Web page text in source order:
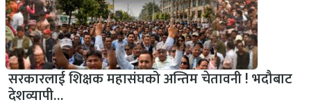
सरकारलाई शिक्षक महासंघको अन्तिम चेतावनी ! भदौबाट
देशव्यापी…